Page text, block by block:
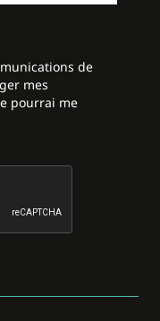
de
mes
pourrai me